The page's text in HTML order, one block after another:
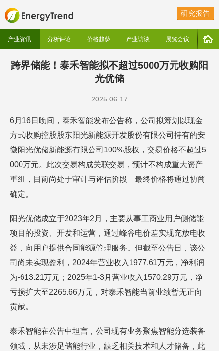
研究报告
产业资讯 分析评论 价格趋势 产业访谈 展览会议
跨界储能！泰禾智能拟不超过5000万元收购阳
光优储
2025-06-17
6月16日晚间，泰禾智能发布公告称，公司拟筹划以现金
方式收购控股股东阳光新能源开发股份有限公司持有的安
徽阳光优储新能源有限公司100%股权，交易价格不超过5
000万元。此次交易构成关联交易，预计不构成重大资产
重组，目前尚处于审计与评估阶段，最终价格将通过协商
确定。
阳光优储成立于2023年2月，主要从事工商业用户侧储能
项目的投资、开发和运营，通过峰谷电价差实现充放电收
益，向用户提供合同能源管理服务。但截至公告日，该公
司尚未实现盈利，2024年营业收入1977.61万元，净利润
为-613.21万元；2025年1-3月营业收入1570.29万元，净
亏损扩大至2265.66万元，对泰禾智能当前业绩暂无正向
贡献。
泰禾智能在公告中坦言，公司现有业务聚焦智能分选装备
领域，从未涉足储能行业，缺乏相关技术和人才储备，此